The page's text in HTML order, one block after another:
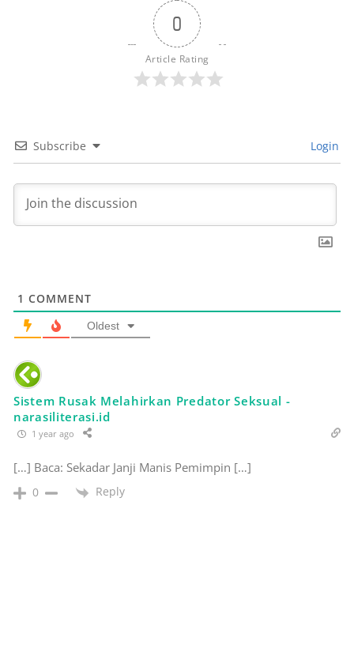
0
Article Rating
Subscribe Login
1 COMMENT
Oldest
Sistem Rusak Melahirkan Predator Seksual -
narasiliterasi.id
1 year ago
[…] Baca: Sekadar Janji Manis Pemimpin […]
0 Reply